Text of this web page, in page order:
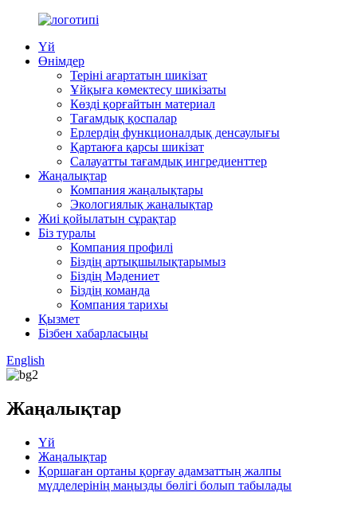
Үй
Өнімдер
Теріні ағартатын шикізат
Ұйқыға көмектесу шикізаты
Көзді қорғайтын материал
Тағамдық қоспалар
Ерлердің функционалдық денсаулығы
Қартаюға қарсы шикізат
Салауатты тағамдық ингредиенттер
Жаңалықтар
Компания жаңалықтары
Экологиялық жаңалықтар
Жиі қойылатын сұрақтар
Біз туралы
Компания профилі
Біздің артықшылықтарымыз
Біздің Мәдениет
Біздің команда
Компания тарихы
Қызмет
Бізбен хабарласыңы
English
Жаңалықтар
Үй
Жаңалықтар
Қоршаған ортаны қорғау адамзаттың жалпы
мүдделерінің маңызды бөлігі болып табылады